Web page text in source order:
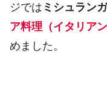
ジでは ミシュラン
ア料理（イタリア
めました。